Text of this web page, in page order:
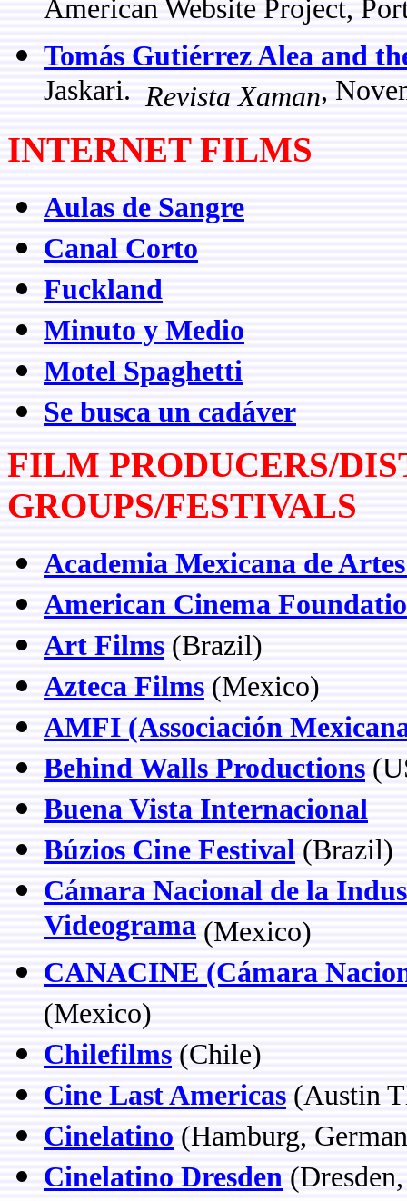
American Website Project,
Tomás Gutiérrez Alea and
Jaskari. Revista Xaman,
INTERNET FILMS
Aulas de Sangre
Canal Corto
Fuckland
Minuto y Medio
Motel Spaghetti
Se busca un cadáver
FILM PRODUCERS/
GROUPS/FESTIVALS
Academia Mexicana de
American Cinema
Art Films (Brazil)
Azteca Films (Mexico)
AMFI (Associación
Behind Walls Productions
Buena Vista Internacional
Búzios Cine Festival (Brazil)
Cámara Nacional de la
Videograma (Mexico)
CANACINE (Cámara
(Mexico)
Chilefilms (Chile)
Cine Last Americas (Austin
Cinelatino (Hamburg,
Cinelatino Dresden